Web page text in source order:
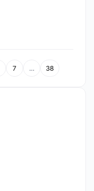
7 … 38